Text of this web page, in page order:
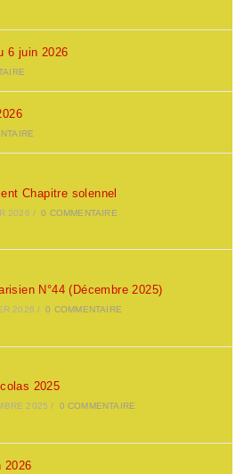
6 juin 2026
Chapitre solennel
2026 / 0 COMMENTAIRE
N°44 (Décembre 2025)
2026 / 0 COMMENTAIRE
2025
2025 / 0 COMMENTAIRE
2026